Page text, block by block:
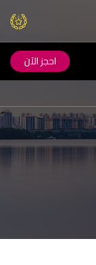
احجز الآن